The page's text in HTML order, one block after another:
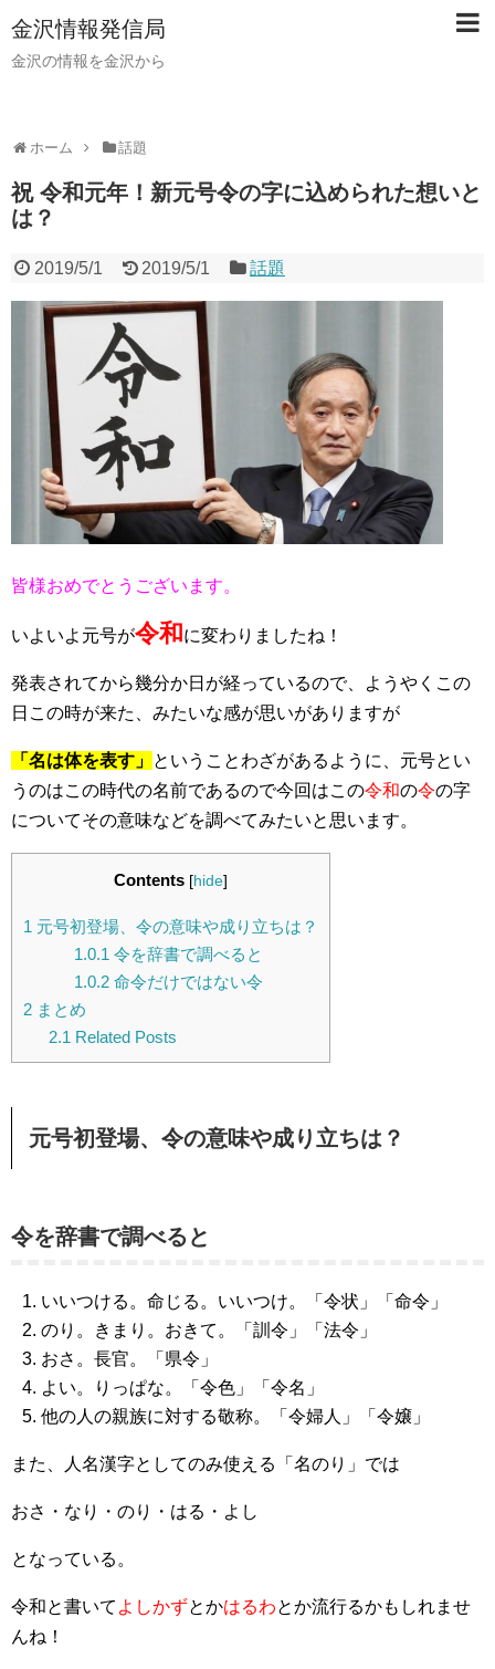
金沢情報発信局
金沢の情報を金沢から
ホーム 話題
祝 令和元年！新元号令の字に込められた想いと
は？
2019/5/1 2019/5/1 話題
皆様おめでとうございます。
いよいよ元号が令和に変わりましたね！
発表されてから幾分か日が経っているので、ようやくこの
日この時が来た、みたいな感が思いがありますが
「名は体を表す」 ということわざがあるように、元号とい
うのはこの時代の名前であるので今回はこの令和の令の字
についてその意味などを調べてみたいと思います。
Contents [hide]
1 元号初登場、令の意味や成り立ちは？
1.0.1 令を辞書で調べると
1.0.2命令だけではない令
2 まとめ
2.1 Related Posts
元号初登場、令の意味や成り立ちは？
令を辞書で調べると
いいつける。命じる。いいつけ。「令状」「命令」
のり。きまり。おきて。「訓令」「法令」
おさ。長官。「県令」
よい。りっぱな。「令色」「令名」
他の人の親族に対する敬称。「令婦人」「令嬢」
また、人名漢字としてのみ使える「名のり」では
おさ・なり・のり・はる・よし
となっている。
令和と書いて よしかずとかはるわとか流行るかもしれませ
んね！